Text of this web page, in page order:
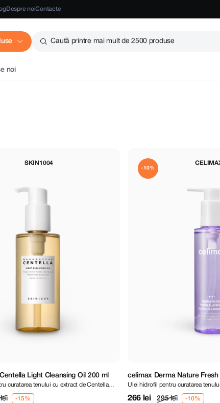
Despre noiContacte
Caută printre mai mult de 2500 produse
noi
SKIN1004
Light Cleansing Oil 200 ml
curatarea tenului cu extract de Centella
-10%
celimax Derma Nature
Cleansing Oil 150 ml
Ulei hidrofil pentru curatarea
266 lei 295 lei